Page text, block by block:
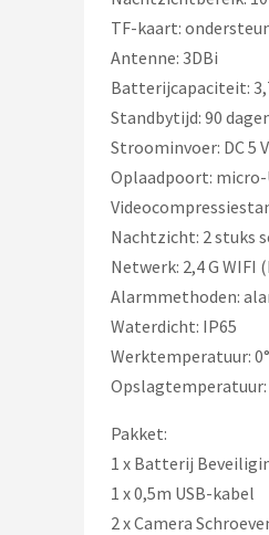
TF-kaart:
Antenne: 3DBi
Batterijcapaciteit:
Standbytijd: 90
Stroominvoer: DC 5 V
Oplaadpoort: micro-
Nachtzicht: 2 stuks
Netwerk: 2,4 G WIFI
Alarmmethoden:
Waterdicht: IP65
Werktemperatuur:
Opslagtemperatuur:
Pakket:
1 x Batterij
1 x 0,5m USB-kabel
2 x Camera